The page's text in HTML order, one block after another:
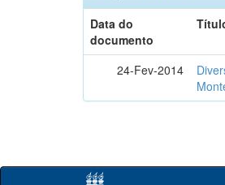
Data do
documento
24-Fev-2014